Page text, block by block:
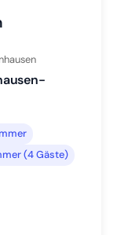
(4 Gäste)